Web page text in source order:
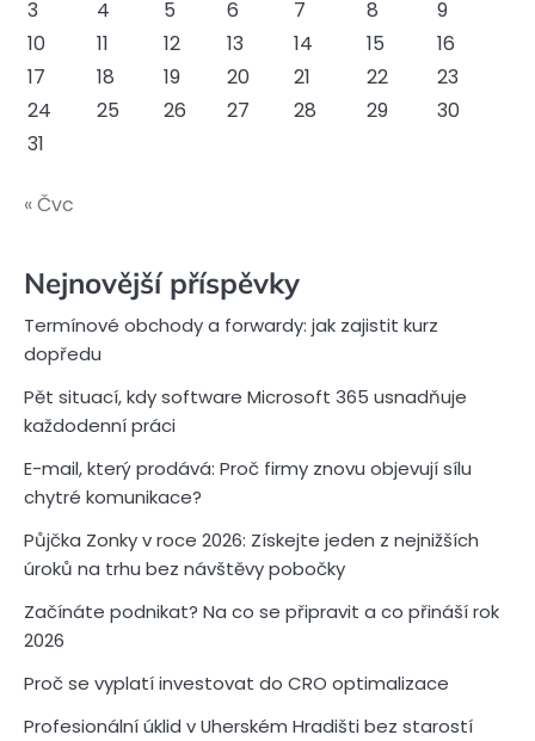
3 4 5 6 7 8
9
10
11 12 13 14 15
16
17
18 19 20 21 22
23
24
25 26 27 28 29
30
31
« Čvc
Nejnovější příspěvky
Termínové obchody a forwardy: jak zajistit kurz
dopředu
Pět situací, kdy software Microsoft 365 usnadňuje
každodenní práci
E-mail, který prodává: Proč firmy znovu objevují sílu
chytré komunikace?
Půjčka Zonky v roce 2026: Získejte jeden z nejnižších
úroků na trhu bez návštěvy pobočky
Začínáte podnikat? Na co se připravit a co přináší rok
2026
Proč se vyplatí investovat do CRO optimalizace
Profesionální úklid v Uherském Hradišti bez starostí